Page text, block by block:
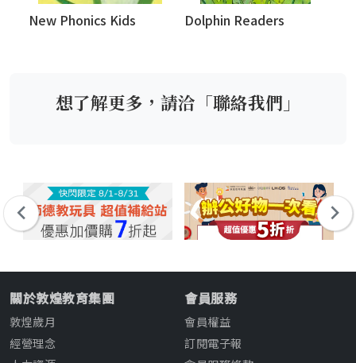
New Phonics Kids Dolphin Readers
想了解更多，請洽「聯絡我們」
關於敦煌教育集團
敦煌歲月
經營理念
會員服務
會員權益
訂閱電子報